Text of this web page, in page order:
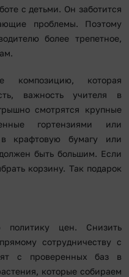
с детьми. Он заботится
проблемы. Поэтому
более трепетное,
композицию, которая
важность учителя в
смотрятся крупные
гортензиями или
крафтовую бумагу или
быть большим. Если
корзину. Так подарок
политику цен. Снизить
сотрудничеству с
с проверенных баз в
которые собираем